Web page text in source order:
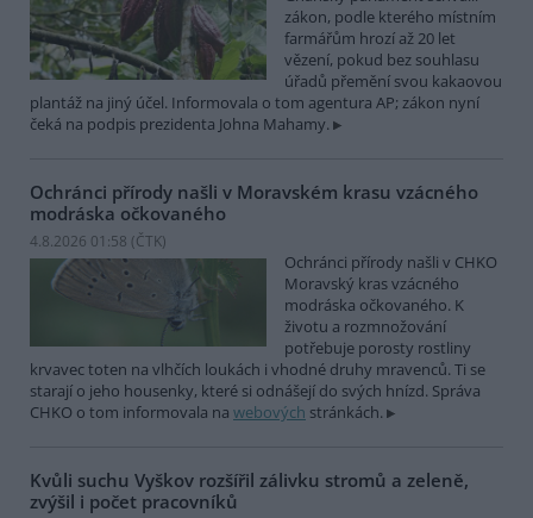
zákon, podle kterého místním
farmářům hrozí až 20 let
vězení, pokud bez souhlasu
úřadů přemění svou kakaovou
plantáž na jiný účel. Informovala o tom agentura AP; zákon nyní
čeká na podpis prezidenta Johna Mahamy.
Ochránci přírody našli v Moravském krasu vzácného
modráska očkovaného
4.8.2026 01:58 (ČTK)
Ochránci přírody našli v CHKO
Moravský kras vzácného
modráska očkovaného. K
životu a rozmnožování
potřebuje porosty rostliny
krvavec toten na vlhčích loukách i vhodné druhy mravenců. Ti se
starají o jeho housenky, které si odnášejí do svých hnízd. Správa
CHKO o tom informovala na webových stránkách.
Kvůli suchu Vyškov rozšířil zálivku stromů a zeleně,
zvýšil i počet pracovníků